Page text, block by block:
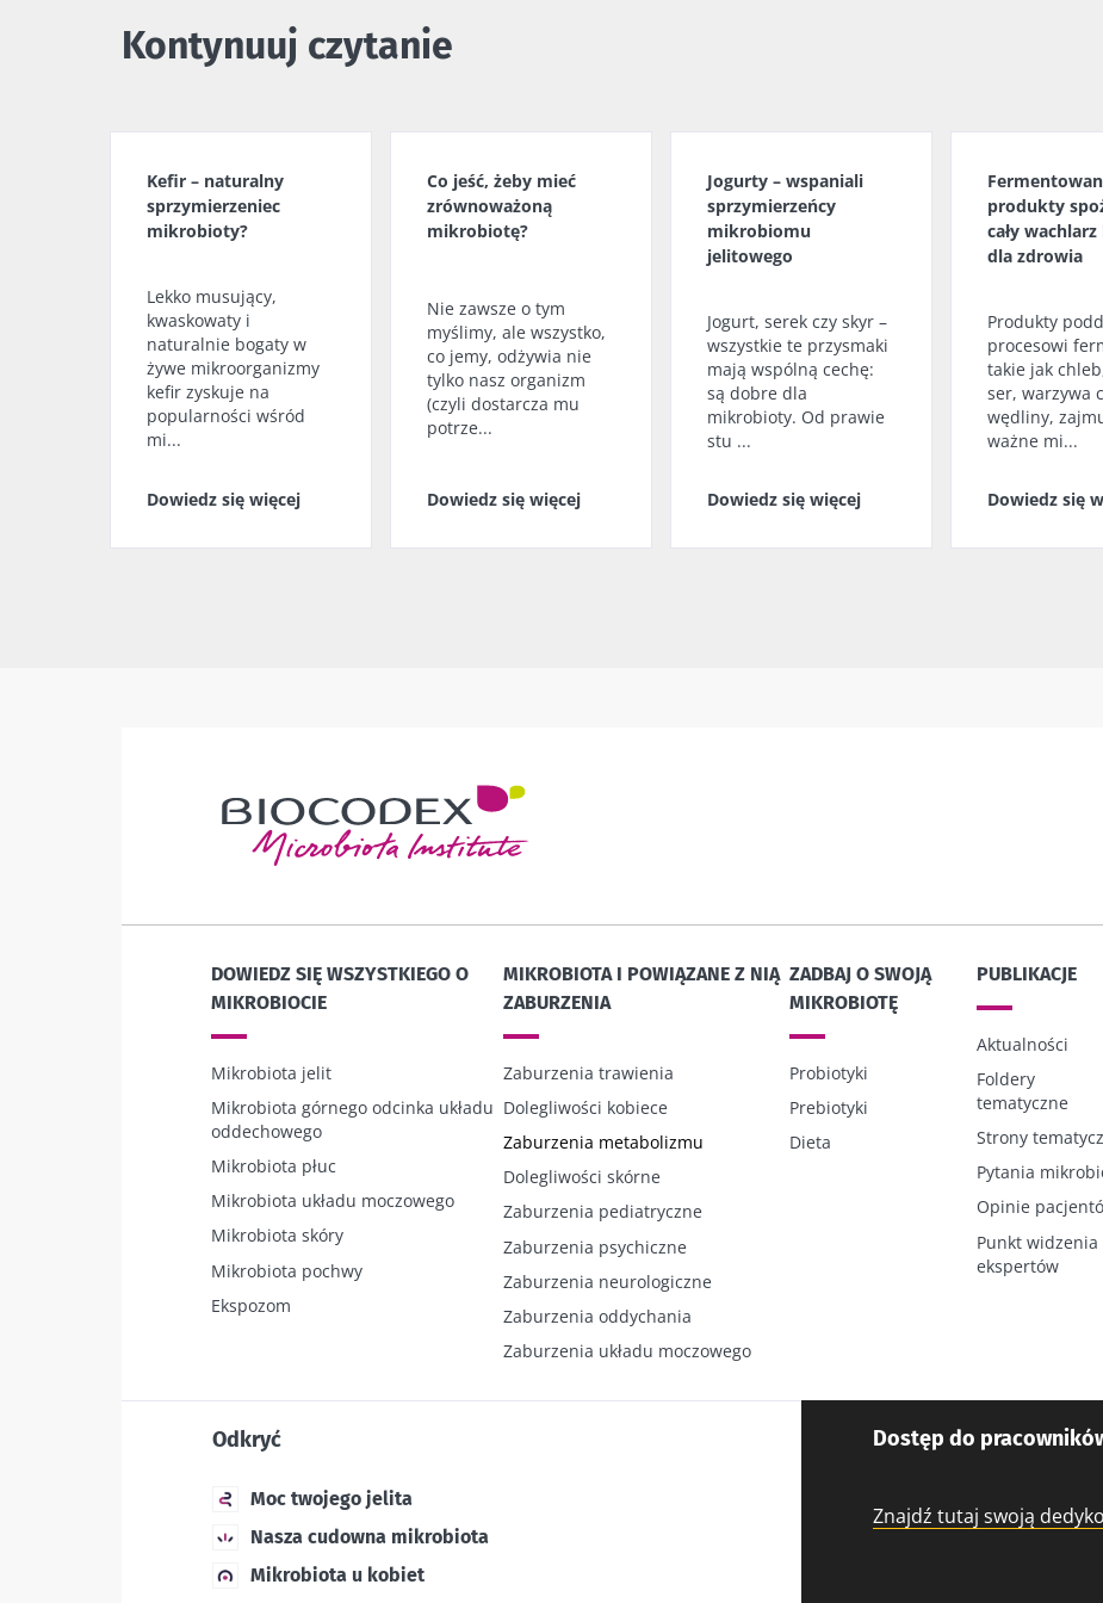
Kontynuuj czytanie
Kefir – naturalny
sprzymierzeniec
mikrobioty?
Lekko musujący,
kwaskowaty i
naturalnie bogaty w
żywe mikroorganizmy
kefir zyskuje na
popularności wśród
mi...
Dowiedz się więcej
Co jeść, żeby mieć
zrównoważoną
mikrobiotę?
Nie zawsze o tym
myślimy, ale wszystko,
co jemy, odżywia nie
tylko nasz organizm
(czyli dostarcza mu
potrze...
Dowiedz się więcej
Jogurty – wspaniali
sprzymierzeńcy
mikrobiomu
jelitowego
Jogurt, serek czy skyr –
wszystkie te przysmaki
mają wspólną cechę:
są dobre dla
mikrobioty. Od prawie
stu ...
Dowiedz się więcej
produkty
cały
dla zdrowia
Produkty
procesowi
takie jak
ser, warzywa
wędliny,
ważne mi...
Dowiedz się
popularności wśród
mi...
DOWIEDZ SIĘ WSZYSTKIEGO O
MIKROBIOCIE
Mikrobiota jelit
Mikrobiota górnego odcinka układu
oddechowego
Mikrobiota płuc
Mikrobiota układu moczowego
Mikrobiota skóry
Mikrobiota pochwy
Ekspozom
MIKROBIOTA I POWIĄZANE Z NIĄ
ZABURZENIA
Zaburzenia trawienia
Dolegliwości kobiece
Zaburzenia metabolizmu
Dolegliwości skórne
Zaburzenia pediatryczne
Zaburzenia psychiczne
Zaburzenia neurologiczne
Zaburzenia oddychania
Zaburzenia układu moczowego
ZADBAJ O SWOJĄ
MIKROBIOTĘ
Probiotyki
Prebiotyki
Dieta
PUBLIKACJE
Aktualności
Foldery
tematyczne
Strony
Pytania
Opinie
Punkt widzenia
ekspertów
Odkryć
Moc twojego jelita
Nasza cudowna mikrobiota
Mikrobiota u kobiet
Dostęp do
Znajdź tutaj swoją